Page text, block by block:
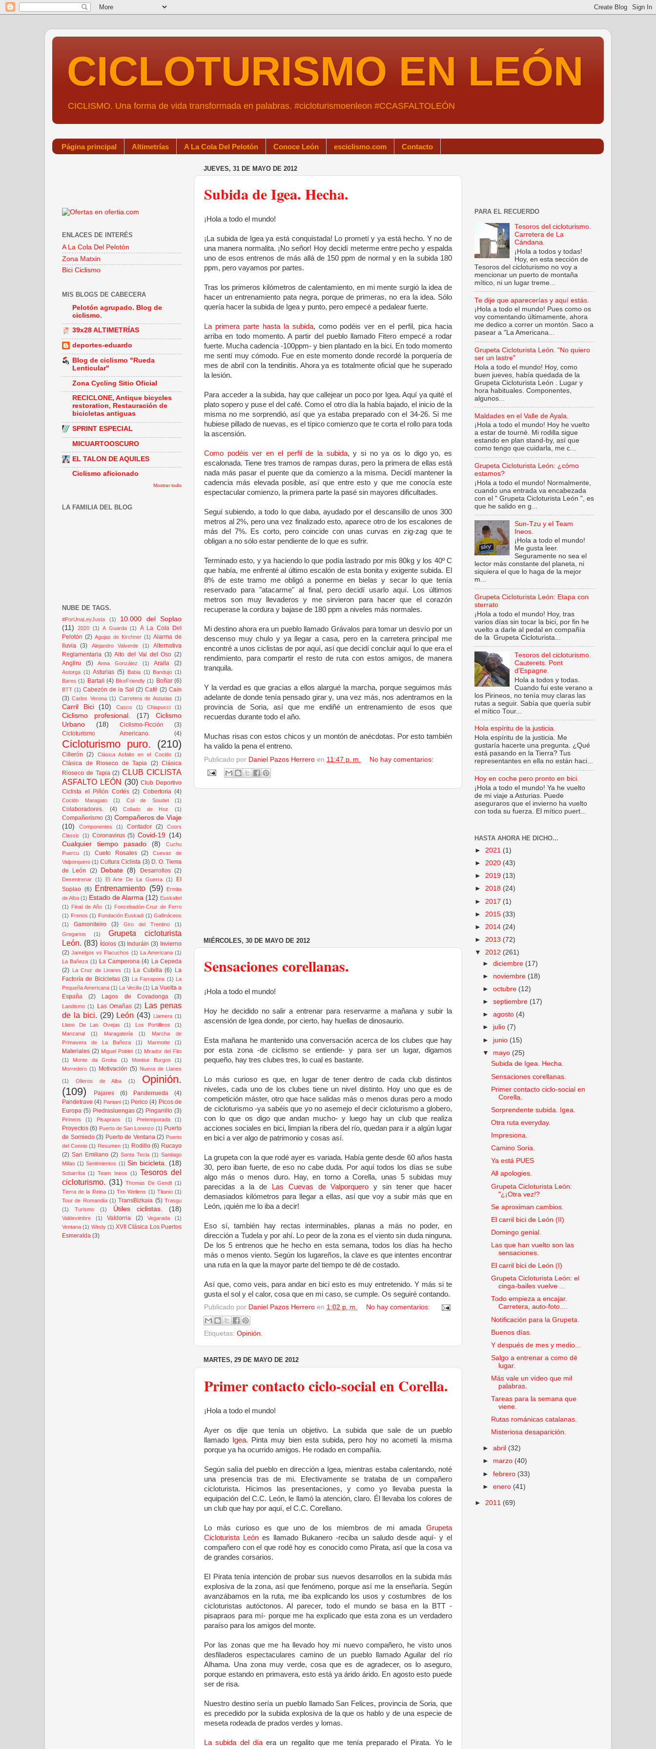
CICLOTURISMO EN LEÓN
CICLISMO. Una forma de vida transformada en palabras. #cicloturismoenleon #CCASFALTOLEÓN
Página principal Altimetrías A La Cola Del Pelotón Conoce León esciclismo.com Contacto
JUEVES, 31 DE MAYO DE 2012
Subida de Igea. Hecha.
¡Hola a todo el mundo!
¡La subida de Igea ya está conquistada! Lo prometí y ya está hecho. Y no de
una manera normalita. ¡No señor! Hoy decidí meterme entre pecho y espalda
uno de esos entrenos de más allá de 150 ppm de normal y en la subida 180
ppm, pero vayamos por partes.
Tras los primeros kilómetros de calentamiento, en mi mente surgió la idea de
hacer un entrenamiento pata negra, porque de primeras, no era la idea. Sólo
quería hacer la subida de Igea y punto, pero empecé a pedalear fuerte.
La primera parte hasta la subida, como podéis ver en el perfil, pica hacia
arriba en todo momento. A partir del pueblo llamado Fitero empecé a rodar
fuerte. Mucha cadencia -100ppm- y bien plantado en la bici. En todo momento
me sentí muy cómodo. Fue en este momento donde recordé la porquería de
mes de abril con la tendinitis. Ahora ya es totalmente oficial que he superado
la lesión.
Para acceder a la subida, hay que callejear un poco por Igea. Aquí ya quité el
plato sopero y puse el del café. Como el otro día la había bajado, el inicio de la
misma no me sorprendió, así que ya estaba preparado con el 34-26. Si me
hubiese pillado de nuevas, es el típico comienzo que te corta el rollo para toda
la ascensión.
Como podéis ver en el perfil de la subida, y si no ya os lo digo yo, es
escalonada. Tiene tres tramos de rampas duras, pero la primera de ellas está
nada más pasar el puente que da comienzo a la misma. Decidí mantener la
cadencia más elevada posible, así que entre esto y que me conocía este
espectacular comienzo, la primera parte la pasé sin mayores dificultades.
Seguí subiendo, a todo lo que daba, ayudado por el descansillo de unos 300
metros al 2%, pero una vez finalizado esto, aparece otro de los escalones de
más del 7%. Es corto, pero coincide con unas curvas en zig-zag que te
obligan a no sólo estar pendiente de lo que es sufrir.
Terminado esto, y ya haciendo lo que podía lastrado por mis 80kg y los 40º C
que había, me enfrenté al último escalón de esta bonita y exigente subida. El
8% de este tramo me obligó a ponerme en bielas y secar lo que tenía
reservado para "atacarme" al final, pero decidí usarlo aquí. Los últimos
metros son muy llevaderos y me sirvieron para hacer que el corazón
recuperase la cordura y bajase de 180 ppm a niveles más normales.
Mi destino ahora era un pueblo llamado Grávalos para tomar un desvío por un
descenso muy chulo y ya llegar a casa, pero en la carretera principal me
encontré a unos ciclistas de por aquí, así que decidí concluir aquí lo que era el
rendimiento, para compartir el resto de ruta con estos amigos, de manera
tranquila.
Y la verdad es que gracias a ellos alargué la marcha, porque seguimos más
adelante de donde tenía pensado girar y, una vez más, nos adentramos en la
provincia de Soria, así que me endiñé un entrenamiento de esos que
recuerdas durante todo el año.
Muchas risas con estos chicos y un montón de anécdotas. Por esto también
ha valido la pena el entreno.
Publicado por Daniel Pazos Herrero en 11:47 p. m. No hay comentarios:
MIÉRCOLES, 30 DE MAYO DE 2012
Sensaciones corellanas.
¡Hola a todo el mundo!
Hoy he decidido no salir a entrenar para reservarme a mañana y subir la
ascensión de Igea donde, por cierto, hay huellas de dinosaurio.
Esta mañana he mantenido una conversación acerca de los clubes que hay
por esta zona -de ciclismo se entiende- y para ser un lugar, digamos
pequeño, hay tres clubes tres, lo cual es bastante.
Lo más curioso es que, en lugar de tener dentro de cada club distintos
niveles, cada uno de los clubes tiene un nivel distinto. Hoy uno que es de
competición máster, otro que hace salidas más o menos duras pero a modo
de cicloturismo -ya sabéis que yo no asemejo el decir cicloturismo a globero,
con lo que os digo que andan mucho- y luego hay un club que realiza
acciones sociales en bici, limpian la ribera del río, quedan para ir a algún lugar
en bici a ver algo de patrimonio y cosas así.
La grupeta con la que rodé ayer es variada. Había gente desde 60 años hasta
30, pero iban fuerte, de eso no cabe duda. Por aquí todos los días se sube
algo más o menos duro. Hay, en torno a Corella, unas 5 subidas muy
parecidas a la de Las Cuevas de Valporquero y sin tener que hacer
demasiados kilómetros para llegar a ellas, así que voy a subir más que en
León, ¡quién me lo iba a decir!
Eso sí, también hay rectas interminables, planas a más no poder, en
dirección a Tudela y por ahí. Lo peor de la zona es el viento sin duda ninguna.
De los 5 entrenos que he hecho en esta semana, todos los días ha hecho
más o menos viento. Según los lugareños, la clave es que intentes encontrar
una ruta en la que la mayor parte del tiempo te dé de costado.
Así que, como veis, para andar en bici esto es muy entretenido. Y más si te
gusta el sol y el calor, cosa que en mi caso, se cumple. Os seguiré contando.
Publicado por Daniel Pazos Herrero en 1:02 p. m. No hay comentarios:
Etiquetas: Opinión.
MARTES, 29 DE MAYO DE 2012
Primer contacto ciclo-social en Corella.
¡Hola a todo el mundo!
Ayer os dije que tenía un objetivo. La subida que sale de un pueblo
llamado
Igea. Pinta muy bien esta subida, pero hoy no acometí la misma
porque ya ha ocurrido amigos. He rodado en compañía.
Según salía del pueblo en dirección a Igea, mientras estaba calentando, noté
una presencia tras de mi. Efectivamente se trataba de un compañero
cicloturista. Hicimos las presentaciones, y como yo llevaba puesta la
equipación del C.C. León, le llamó la atención, claro. Él llevaba los colores de
un club que hay por aquí, el C.C. Corellano.
Lo más curioso es que uno de los miembros de mi amada Grupeta
Cicloturista León es llamado Bukanero -reciba un saludo desde aquí- y el
compañero con el que rodé hoy es conocido como Pirata, así que la cosa va
de grandes corsarios.
El Pirata tenía intención de probar sus nuevos desarrollos en la subida más
explosiva de la zona, así que fenómeno, porque así me la enseñaría. Según
avanzábamos en la ruta, me iba explicando los usos y costumbres de los
cicloturistas autóctonos. Al parecer, todo el mundo se basa en la BTT -
pisapraos para mí- porque me ha explicado que esta zona es un verdadero
paraíso para los amigos del monte.
Por las zonas que me ha llevado hoy mi nuevo compañero, he visto unos
desfiladeros espectaculares camino de un pueblo llamado Aguilar del río
Alhama. Una zona muy verde, cosa que es de agradecer, os lo aseguro,
porque estando en primavera, esto está ya árido árido. En agosto esto puede
ser de risa.
Nuestro destino sería un pueblo llamado San Felices, provincia de Soria, que
es precedido por la subida explosiva de la que os hablo y de una especie de
meseta rodeada de prados verdes y lomas.
La subida del díaera un regalito que me tenía preparado el Pirata. Yo le
ENLACES DE INTERÉS
A La Cola Del Pelotón
Zona Matxin
Bici Ciclismo
MIS BLOGS DE CABECERA
Pelotón agrupado. Blog de
ciclismo.
39x28 ALTIMETRÍAS
deportes-eduardo
Blog de ciclismo "Rueda
Lenticular"
Zona Cycling Sitio Oficial
RECICLONE, Antique bicycles
restoration, Restauración de
bicicletas antiguas
SPRINT ESPECIAL
MICUARTOOSCURO
EL TALON DE AQUILES
Ciclismo aficionado
Mostrar todo
LA FAMILIA DEL BLOG
NUBE DE TAGS.
#PorUnaLeyJusta (1)
10.000 del Soplao
(11)
2020 (1) A Guarda (1)
A La Cola Del
Pelotón (2) Agujas de Kirchner (1) Alarma de
lluvia
(3) Alejandro Valverde (1)
Alternativa
Reglamentaria (3) Alto del Val del Oso (2)
Angliru
(5) Anna González (1) Aralla (2)
Astorga (1) Asturias (5) Babia (1) Bandujo (1)
Bares (1) Bartali (4) BikeFriendly (1) Boñar (6)
BTT (1) Cabezón de la Sal (2) Café (2) Caín
(3) Carlos Verona (1) Carretera de Asturias (1)
Carril Bici (10) Casco (1) Chiapucci (1)
Ciclismo profesional. (17)
Ciclismo
Urbano
(18) Ciclismo-Ficción
(3)
Cicloturismo Americano.
(4)
Cicloturismo puro. (210)
Cillerón (2) Clásica Asfalto en el Cocido (1)
Clásica de Rioseco de Tapia (2) Clásica
Rioseco de Tapia (2) CLUB CICLISTA
ASFALTO LEÓN (30) Club Deportivo
Ciclista el Piñón Cortés (2) Cobertoria (4)
Cocido Maragato (1) Col de Soudet (1)
Colaboradores. (4) Collado de Hoz (1)
Compañerismo (3) Compañeros de Viaje
(10)
Componentes (1) Contador (2)
Coors
Classic (1) Coronavirus (5) Covid-19 (14)
Cualquier tiempo pasado
(8)
Cuchu
Puercu
(1) Cueto Rosales (2)
Cuevas de
Valporquero (1) Cultura Ciclista (3) D. O. Tierra
de León
(2) Debate (8) Desarrollos (2)
Desentrenar (1) El Arte De La Guerra (1)
El
Soplao (6) Entrenamiento (59)
Ermita
de Alba (1) Estado de Alarma (12) Euskaltel
(1) Final de Año (1) Foncebadón-Cruz de Ferro
(1) Frenos (1) Fundación Euskadi (1) Gallináceos
(1)
Gamoniteiro (3) Giro del Trentino
(1)
Gregarios
(1)
Grupeta cicloturista
León. (83) Ídolos (3) Induráin (3) Invierno
(2) Jamelgos vs Flacuchos (1) La Americana (1)
La Bañeza (1) La Camperona (4) La Cepeda
(2) La Cruz de Linares (1) La Cubilla (6) La
Factoría de Bicicletas (3) La Farrapona (1) La
Pequeña Americana (1) La Vecilla (1) La Vuelta a
España
(2) Lagos de Covadonga (3)
Landismo (1) Las Omañas (2) Las penas
de la bici. (29) León (43) Llamera (1)
Llano De Las Ovejas
(1) Los Portillinos
(1)
Manzanal
(1) Maragatería (1)
Marcha de
Primavera de La Bañeza
(1) Marmotte (1)
Materiales (2) Miguel Poblet (1) Mirador del Fito
(1)
Monte da Groba (1) Montse Burgos
(1)
Morredero (1) Motivación (5) Nueva de Llanes
(1) Olleros de Alba (1)
Opinión.
(109)
Pajares (6) Panderrueda
(4)
Pandetrave (4) Pantani (1) Perico (4) Picos de
Europa (5) Piedrasluengas (2) Pinganillo (3)
Pirineos (1) Pisapraos (1) Pretemporada (1)
Proyectos (6) Puerto de San Lorenzo (1) Puerto
de Somiedo (3) Puerto de Ventana (2) Puerto
del Connio (1) Resumen (1) Rodillo (6) Rucayo
(2) San Emiliano (2) Santa Tecla (1) Santiago
Millas (1) Sentimientos (1) Sin bicicleta. (18)
Sobarriba (1) Team Ineos (1) Tesoros del
cicloturismo. (31) Thomas De Gendt (1)
Tierra de la Reina (1) Tim Wellens (1) Titanio (1)
Tour de Romandía (1) TransBizkaia (5) Trasgu
(1)
Turismo (1) Útiles ciclistas. (18)
Valdevimbre (1) Valdorria (2) Vegarada
(1)
Ventana (1) Windy (1) XVII Clásica Los Puertos
Esmeralda (3)
PARA EL RECUERDO
Tesoros del cicloturismo.
Carretera de La
Cándana.
¡Hola a todos y todas!
Hoy, en esta sección de
Tesoros del cicloturismo no voy a
mencionar un puerto de montaña
mítico, ni un lugar treme...
Te dije que aparecerías y aquí estás.
¡Hola a todo el mundo! Pues como os
voy comentando últimamente, ahora
me dedico a correr un montón. Saco a
pasear a "La Americana...
Grupeta Cicloturista León. "No quiero
ser un lastre"
Hola a todo el mundo! Hoy, como
buen jueves, había quedada de la
Grupeta Cicloturista León . Lugar y
hora habituales. Componentes,
algunos...
Maldades en el Valle de Ayala.
¡Hola a todo el mundo! Hoy he vuelto
a estar de tournè. Mi rodilla sigue
estando en plan stand-by, así que
como tengo que cuidarla, me c...
Grupeta Cicloturista León: ¿cómo
estamos?
¡Hola a todo el mundo! Normalmente,
cuando una entrada va encabezada
con el " Grupeta Cicloturista León ", es
que he salido en g...
Sun-Tzu y el Team
Ineos.
¡Hola a todo el mundo!
Me gusta leer.
Seguramente no sea el
lector más constante del planeta, ni
siquiera el que lo haga de la mejor
m...
Grupeta Cicloturista León: Etapa con
sterrato
¡Hola a todo el mundo! Hoy, tras
varios días sin tocar la bici, por fin he
vuelto a darle al pedal en compañía
de la Grupeta Cicloturista...
Tesoros del cicloturismo.
Cauterets. Pont
d'Espagne.
Hola a todos y todas.
Cuando fui este verano a
los Pirineos, no tenía muy claras las
rutas a seguir. Sabía que quería subir
el mítico Tour...
Hola espíritu de la justicia.
Hola espíritu de la justicia. Me
gustaría hacerte una pregunta. ¿Qué
está pasando en la Tierra? Tus
representantes en ella no están haci...
Hoy en coche pero pronto en bici.
¡Hola a todo el mundo! Ya he vuelto
de mi viaje a Asturias. Puede
aseguraros que el invierno ha vuelto
con toda su fuerza. El mítico puert...
HASTA AHORA HE DICHO...
► 2021 (1)
► 2020 (43)
► 2019 (13)
► 2018 (24)
► 2017 (1)
► 2015 (33)
► 2014 (24)
► 2013 (72)
▼ 2012 (261)
►diciembre (17)
► noviembre (18)
►octubre (12)
►septiembre (17)
►agosto (4)
► julio (7)
► junio (15)
▼ mayo (25)
Subida de Igea. Hecha.
Sensaciones corellanas.
Primer contacto ciclo-social en
Corella.
Sorprendente subida. Igea.
Otra ruta everyday.
Impresiona.
Camino Soria.
Ya está PUES
All apologies.
Grupeta Cicloturista León:
"¿¡Otra vez!?
Se aproximan cambios.
El carril bici de León (II)
Domingo genial.
Las que han vuelto son las
sensaciones.
El carril bici de León (I)
Grupeta Cicloturista León: el
cinga-bailes vuelve ...
Todo empieza a encajar.
Carretera, auto-foto....
Notificación para la Grupeta.
Buenos días.
Y después de mes y medio...
Salgo a entrenar a como dé
lugar.
Más vale un vídeo que mil
palabras.
Tareas para la semana que
viene.
Rutas románicas catalanas.
Misteriosa desaparición.
►abril (32)
► marzo (40)
►febrero (33)
►enero (41)
► 2011 (69)